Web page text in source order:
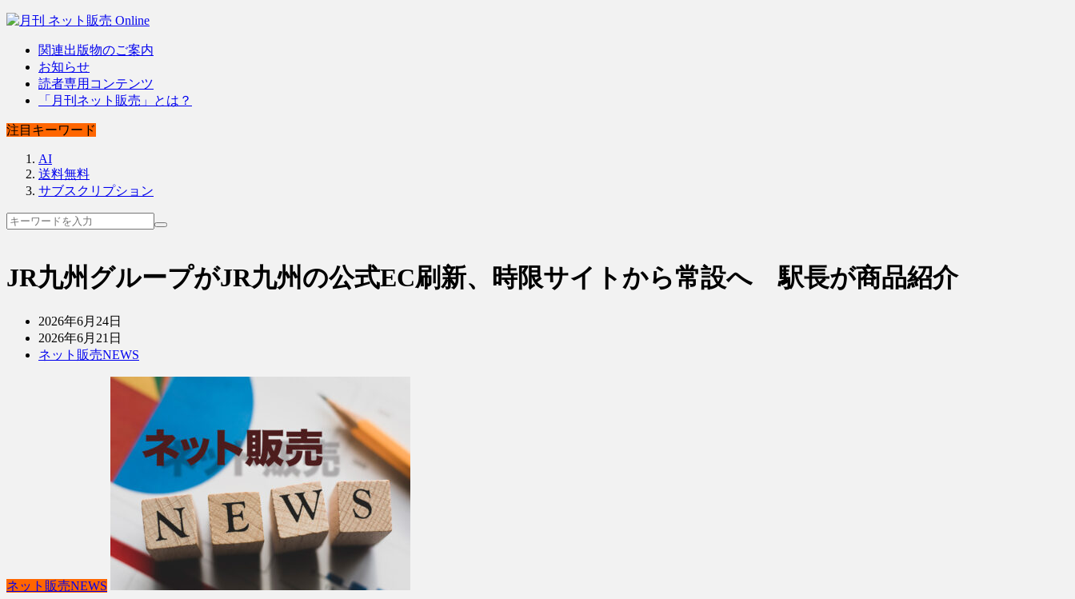
関連出版物のご案内
お知らせ
読者専用コンテンツ
「月刊ネット販売」とは？
注目キーワード
AI
送料無料
サブスクリプション
JR九州グループがJR九州の公式EC刷新、時限サイトから常設へ 駅長が商品紹介
2026年6月24日
2026年6月21日
ネット販売NEWS
ネット販売NEWS